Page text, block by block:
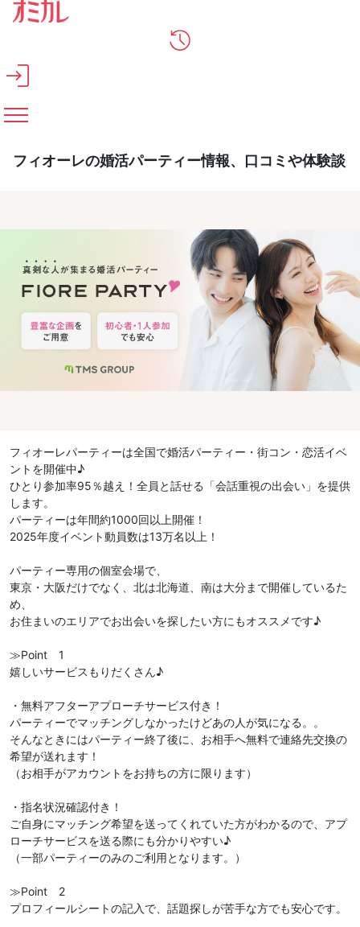
メインコンテンツへスキップ
フィオーレの婚活パーティー情報、口コミや体験談
フィオーレパーティーは全国で婚活パーティー・街コン・恋活イベ
ントを開催中♪
ひとり参加率95％越え！全員と話せる「会話重視の出会い」を提供
します。
パーティーは年間約1000回以上開催！
2025年度イベント動員数は13万名以上！
パーティー専用の個室会場で、
東京・大阪だけでなく、北は北海道、南は大分まで開催しているた
め、
お住まいのエリアでお出会いを探したい方にもオススメです♪
≫Point 1
嬉しいサービスもりだくさん♪
・無料アフターアプローチサービス付き！
パーティーでマッチングしなかったけどあの人が気になる。。
そんなときにはパーティー終了後に、お相手へ無料で連絡先交換の
希望が送れます！
（お相手がアカウントをお持ちの方に限ります）
・指名状況確認付き！
ご自身にマッチング希望を送ってくれていた方がわかるので、アプ
ローチサービスを送る際にも分かりやすい♪
（一部パーティーのみのご利用となります。）
≫Point 2
プロフィールシートの記入で、話題探しが苦手な方でも安心です。